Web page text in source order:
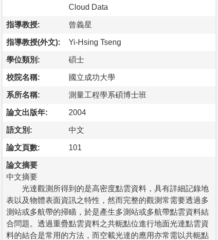
Cloud Data
指導教授: 曾義星
指導教授(外文): Yi-Hsing Tseng
學位類別: 碩士
校院名稱: 國立成功大學
系所名稱: 測量工程學系碩博士班
論文出版年: 2004
語文別: 中文
論文頁數: 101
論文摘要
中文摘要
光達觀測所得到的是高密度點雲資料，具有詳細記錄地
表以及物體表面資訊之特性，然而完整的觀測常需要透過多
測站或多航帶的掃瞄，於是產生多測站或多航帶點雲資料結
合問題。透過重疊點雲資料之共軛點位進行地面光達點雲資
料的結合是常用的方法，而空載光達的應用亦常需以共軛點